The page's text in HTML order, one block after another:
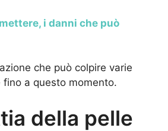
i danni che può
che può colpire varie
fino a questo momento.
della pelle